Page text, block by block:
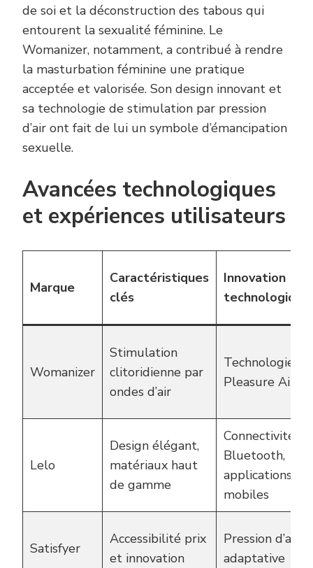
de soi et la déconstruction des tabous qui
entourent la sexualité féminine. Le
Womanizer, notamment, a contribué à rendre
la masturbation féminine une pratique
acceptée et valorisée. Son design innovant et
sa technologie de stimulation par pression
d’air ont fait de lui un symbole d’émancipation
sexuelle.
Avancées technologiques
et expériences utilisateurs
Marque
Caractéristiques
clés
Innovation
technologique
Womanizer
Stimulation
clitoridienne par
ondes d’air
Technologie
Pleasure Air
Lelo
Design élégant,
matériaux haut
de gamme
Connectivité
Bluetooth,
applications
mobiles
Satisfyer
Accessibilité prix
et innovation
Pression d’air
adaptative